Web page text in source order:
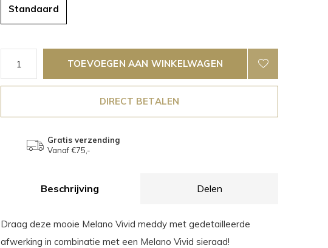
Standaard
TOEVOEGEN AAN WINKELWAGEN
DIRECT BETALEN
Gratis verzending
Vanaf €75,-
Beschrijving Delen
Draag deze mooie Melano Vivid meddy met gedetailleerde
afwerking in combinatie met een Melano Vivid sieraad!